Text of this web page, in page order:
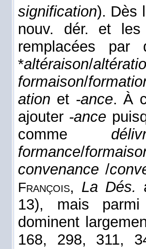
signification). Dès
nouv. dér. et
remplacées
*altéraison/
formaison/
ation et -ance. À
ajouter -ance
comme
formance/
convenance /
François, La Dés.
13), mais
dominent
168, 298, 311,